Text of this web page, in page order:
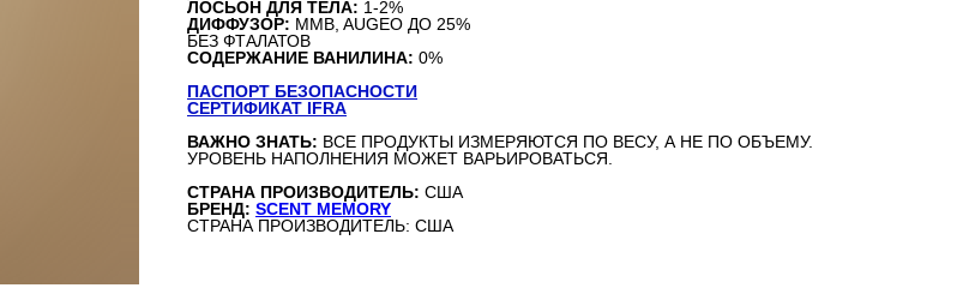
ЛОСЬОН ДЛЯ ТЕЛА: 1-2%
ДИФФУЗОР: MMB, AUGEO ДО 25%
БЕЗ ФТАЛАТОВ
СОДЕРЖАНИЕ ВАНИЛИНА: 0%
ПАСПОРТ БЕЗОПАСНОСТИ
СЕРТИФИКАТ IFRA
ВАЖНО ЗНАТЬ: ВСЕ ПРОДУКТЫ ИЗМЕРЯЮТСЯ ПО ВЕСУ, А НЕ ПО ОБЪЕМУ.
УРОВЕНЬ НАПОЛНЕНИЯ МОЖЕТ ВАРЬИРОВАТЬСЯ.
СТРАНА ПРОИЗВОДИТЕЛЬ: США
БРЕНД: SCENT MEMORY
СТРАНА ПРОИЗВОДИТЕЛЬ: США